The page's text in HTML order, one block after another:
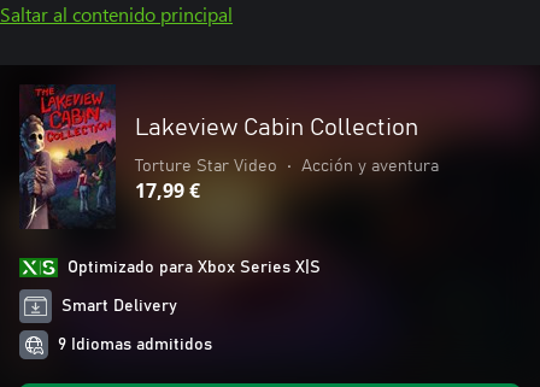
Saltar al contenido principal
Lakeview Cabin Collection
Torture Star Video • Acción y aventura
17,99 €
Optimizado para Xbox Series X|S
Smart Delivery
9 Idiomas admitidos